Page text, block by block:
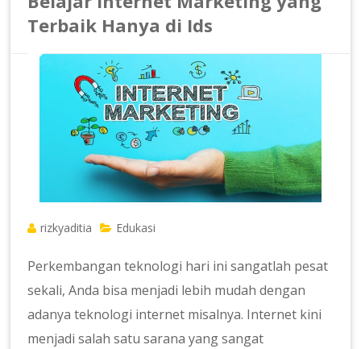
Terbaik Hanya di Ids
rizkyaditia Edukasi
Perkembangan teknologi hari ini sangatlah pesat
sekali, Anda bisa menjadi lebih mudah dengan
adanya teknologi internet misalnya. Internet kini
menjadi salah satu sarana yang sangat